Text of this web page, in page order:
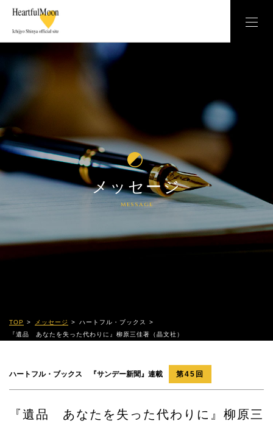
メッセージ
message
TOP メッセージ
ハートフル・ブックス
『遺品 あなたを失った代わりに』柳原三佳著（晶文社）
ハートフル・ブックス 『サンデー新聞』連載 第45回
『遺品 あなたを失った代わりに』柳原三